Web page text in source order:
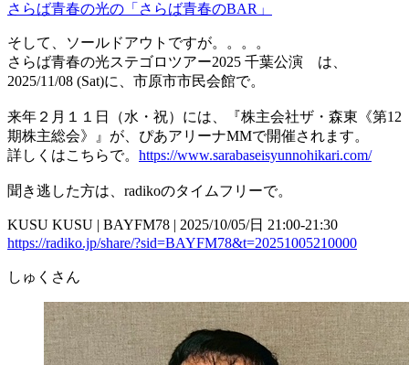
さらば青春の光の「さらば青春のBAR」
そして、ソールドアウトですが。。。。
さらば青春の光ステゴロツアー2025 千葉公演 は、
2025/11/08 (Sat)に、市原市市民会館で。
来年２月１１日（水・祝）には、『株主会社ザ・森東《第12
期株主総会》』が、ぴあアリーナMMで開催されます。
詳しくはこちらで。 https://www.sarabaseisyunnohikari.com/
聞き逃した方は、radikoのタイムフリーで。
KUSU KUSU | BAYFM78 | 2025/10/05/日 21:00-21:30
https://radiko.jp/share/?sid=BAYFM78&t=20251005210000
しゅくさん